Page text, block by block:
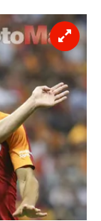
uyarınca
ve sitemizde
ilgili bilgi